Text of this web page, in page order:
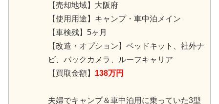
【売却地域】大阪府
【使用用途】キャンプ・車中泊メイン
【車検残】5ヶ月
【改造・オプション】ベッドキット、社外ナ
ビ、バックカメラ、ルーフキャリア
【買取金額】 138万円
夫婦でキャンプ＆車中泊用に乗っていた3型